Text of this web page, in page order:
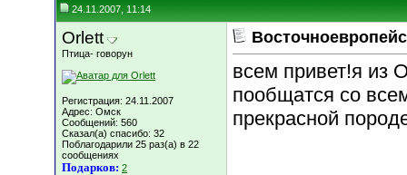
24.11.2007, 11:14
Orlett
Птица- говорун
Регистрация: 24.11.2007
Адрес: Омск
Сообщений: 560
Сказал(а) спасибо: 32
Поблагодарили 25 раз(а) в 22
сообщениях
Подарков: 2
всем привет!я из
пообщатся со
прекрасной